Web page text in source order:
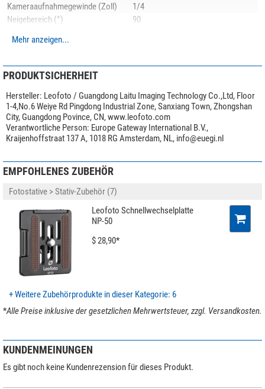
Lieferumfang:
Kugelkopf
Schnellwechselplatte
Werkzeug
Für die Metallteile verwendet Leofoto die hochwertige6061-T6 Aluminium-
Legierungmit Magnesium und Silizium als Legierungsbestandteile. Dieses
korrosionsbeständige Material zeichnet sich durch hohe Festigkeit und gute
Zähigkeit aus. Die Streckgrenze ist vergleichbar mit Baustahl. Alle Teile
werden auf modernstenCNC-Maschinenaus dem vollen Material gefräst
keine Kompromisse!
Kameraaufnahmegewinde (Zoll)
1/4
Neigebereich (°)
90
Kugeldurchmesser (mm)
Anwendungsgebiete
Besonderheiten
Mittelsäule
nein
Schnellkupplungsplatte
ja
Ablageplatte
nein
Allgemein
Serie
Gewicht (kg)
0,41
Höhe (cm)
Mehr anzeigen...
PRODUKTSICHERHEIT
Hersteller: Leofoto / Guangdong Laitu Imaging Technology Co.,Ltd, Floor
1-4,No.6 Weiye Rd Pingdong Industrial Zone, Sanxiang Town, Zhongshan
City, Guangdong Povince, CN, www.leofoto.com
Verantwortliche Person: Europe Gateway International B.V.,
Kraijenhoffstraat 137 A, 1018 RG Amsterdam, NL, info@euegi.nl
EMPFOHLENES ZUBEHÖR
Fotostative > Stativ-Zubehör (7)
Leofoto Schnellwechselplatte
NP-50
$ 28,90*
+ Weitere Zubehörprodukte in dieser Kategorie: 6
*Alle Preise inklusive der gesetzlichen Mehrwertsteuer, zzgl. Versandkosten.
KUNDENMEINUNGEN
Es gibt noch keine Kundenrezension für dieses Produkt.